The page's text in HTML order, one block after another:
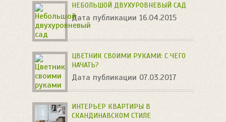
НЕБОЛЬШОЙ ДВУХУРОВНЕВЫЙ САД
Дата публикации 16.04.2015
ЦВЕТНИК СВОИМИ РУКАМИ: С ЧЕГО
НАЧАТЬ?
Дата публикации 07.03.2017
ИНТЕРЬЕР КВАРТИРЫ В
СКАНДИНАВСКОМ СТИЛЕ